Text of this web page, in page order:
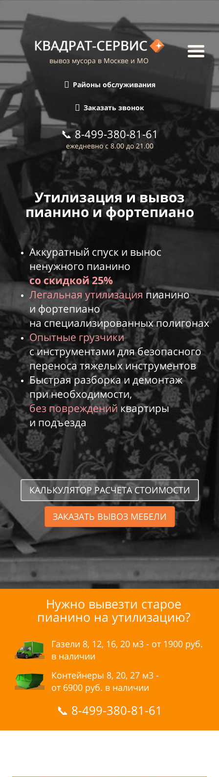
вывоз мусора в Москве и МО
Районы обслуживания
Заказать звонок
📞 8-499-380-81-61
ежедневно с 8.00 до 21.00
Утилизация и вывоз
пианино ифортепиано
Аккуратный спуск и вынос
ненужного пианино
со скидкой 25%
Легальная утилизация пианино
и фортепиано
на специализированных полигонах
Опытные грузчики
с инструментами для безопасного
переноса тяжелых инструментов
Быстрая разборка и демонтаж
при необходимости,
без повреждений квартиры
и подъезда
КАЛЬКУЛЯТОР РАСЧЕТА СТОИМОСТИ
ЗАКАЗАТЬ ВЫВОЗ МЕБЕЛИ
Нужно вывезти старое
пианино на утилизацию?
Газели 8, 12, 16, 20 м3 - от 1900 руб.
в наличии
Контейнеры 8, 20, 27 м3 -
от 6900 руб. в наличии
📞 8-499-380-81-61